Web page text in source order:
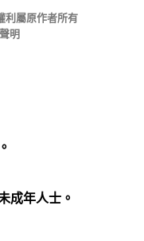
利屬原作者所有
明
成年人士。